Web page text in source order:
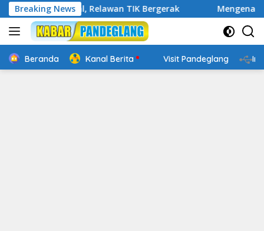
Langsung
ke
konten
Breaking News
Digital, Relawan TIK Bergerak Mengenal Website
Beranda Kanal Berita Visit Pandeglang